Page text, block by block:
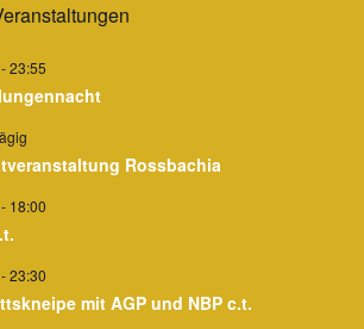
-23:55
Rossbachia
- 18:00
-23:30
mit AGP und NBP c.t.